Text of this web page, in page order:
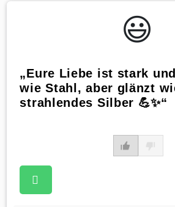
😃️
„Eure Liebe ist stark
wie Stahl, aber glänzt
strahlendes Silber 💪✨“